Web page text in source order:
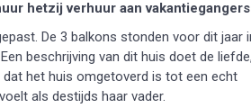
hetzij verhuur aan
De 3 balkons stonden voor dit jaar
beschrijving van dit huis doet de
dat het huis omgetoverd is tot een echt
als destijds haar vader.